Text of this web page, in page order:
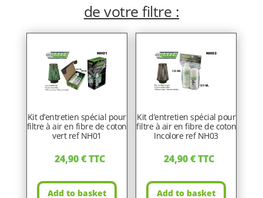
de votre filtre :
Kit d’entretien spécial pour
filtre à air en fibre de coton
vert ref NH01
24,90€TTC
Add to basket
Kit d’entretien spécial pour
filtre à air en fibre de coton
Incolore ref NH03
24,90€TTC
Add to basket